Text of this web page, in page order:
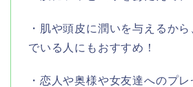
・肌や頭皮に潤いを与えるか
でいる人にもおすすめ！
・恋人や奥様や女友達へのプ